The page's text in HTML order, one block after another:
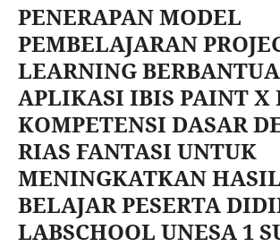
PENERAPAN MODEL
PEMBELAJARAN
LEARNING
APLIKASI IBIS PAINT X
KOMPETENSI DASAR
RIAS FANTASI UNTUK
MENINGKATKAN HASIL
BELAJAR PESERTA
LABSCHOOL UNESA 1